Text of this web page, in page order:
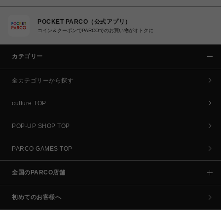
POCKET PARCO（公式アプリ）
コイン＆クーポンでPARCOでのお買い物がオトクに
カテゴリー
全カテゴリーから探す
culture TOP
POP-UP SHOP TOP
PARCO GAMES TOP
全国のPARCO店舗
初めてのお客様へ